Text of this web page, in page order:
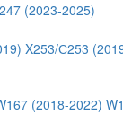
(2023-2025)
X253/С253
(2018-2022)